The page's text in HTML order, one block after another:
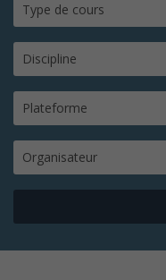
Type de cours
Discipline
Plateforme
Organisateur